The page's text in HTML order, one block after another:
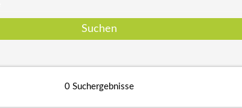
0 Suchergebnisse